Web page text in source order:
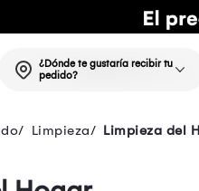
¿Dónde te gustaría recibir tu
pedido?
Limpieza Limpieza del